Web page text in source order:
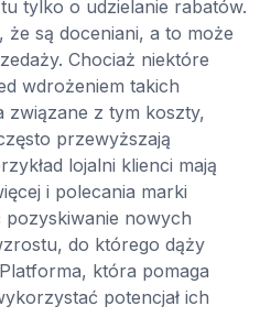
tylko o udzielanie rabatów.
że są doceniani, a to może
Chociaż niektóre
wdrożeniem takich
związane z tym koszty,
przewyższają
lojalni klienci mają
i polecania marki
nowych
do którego dąży
Platforma, która pomaga
potencjał ich